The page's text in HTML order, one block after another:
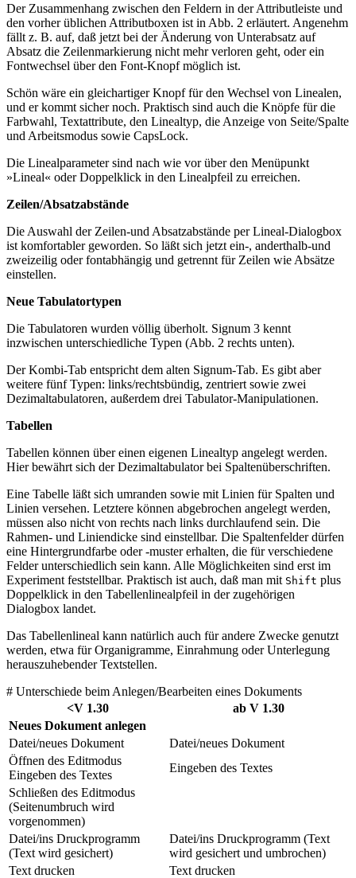
Der Zusammenhang zwischen den Feldern in der Attributleiste und
den vorher üblichen Attributboxen ist in Abb. 2 erläutert. Angenehm
fällt z. B. auf, daß jetzt bei der Änderung von Unterabsatz auf
Absatz die Zeilenmarkierung nicht mehr verloren geht, oder ein
Fontwechsel über den Font-Knopf möglich ist.
Schön wäre ein gleichartiger Knopf für den Wechsel von Linealen,
und er kommt sicher noch. Praktisch sind auch die Knöpfe für die
Farbwahl, Textattribute, den Linealtyp, die Anzeige von Seite/Spalte
und Arbeitsmodus sowie CapsLock.
Die Linealparameter sind nach wie vor über den Menüpunkt
»Lineal« oder Doppelklick in den Linealpfeil zu erreichen.
Zeilen/Absatzabstände
Die Auswahl der Zeilen-und Absatzabstände per Lineal-Dialogbox
ist komfortabler geworden. So läßt sich jetzt ein-, anderthalb-und
zweizeilig oder fontabhängig und getrennt für Zeilen wie Absätze
einstellen.
Neue Tabulatortypen
Die Tabulatoren wurden völlig überholt. Signum 3 kennt
inzwischen unterschiedliche Typen (Abb. 2 rechts unten).
Der Kombi-Tab entspricht dem alten Signum-Tab. Es gibt aber
weitere fünf Typen: links/rechtsbündig, zentriert sowie zwei
Dezimaltabulatoren, außerdem drei Tabulator-Manipulationen.
Tabellen
Tabellen können über einen eigenen Linealtyp angelegt werden.
Hier bewährt sich der Dezimaltabulator bei Spaltenüberschriften.
Eine Tabelle läßt sich umranden sowie mit Linien für Spalten und
Linien versehen. Letztere können abgebrochen angelegt werden,
müssen also nicht von rechts nach links durchlaufend sein. Die
Rahmen- und Liniendicke sind einstellbar. Die Spaltenfelder dürfen
eine Hintergrundfarbe oder -muster erhalten, die für verschiedene
Felder unterschiedlich sein kann. Alle Möglichkeiten sind erst im
Experiment feststellbar. Praktisch ist auch, daß man mit Shift plus
Doppelklick in den Tabellenlinealpfeil in der zugehörigen
Dialogbox landet.
Das Tabellenlineal kann natürlich auch für andere Zwecke genutzt
werden, etwa für Organigramme, Einrahmung oder Unterlegung
herauszuhebender Textstellen.
# Unterschiede beim Anlegen/Bearbeiten eines Dokuments
<V 1.30
ab V 1.30
Neues Dokument anlegen
Datei/neues Dokument
Datei/neues Dokument
Öffnen des Editmodus
Eingeben des Textes
Eingeben des Textes
Schließen des Editmodus
(Seitenumbruch wird
vorgenommen)
Datei/ins Druckprogramm
(Text wird gesichert)
Datei/ins Druckprogramm (Text
wird gesichert und umbrochen)
Text drucken
Text drucken